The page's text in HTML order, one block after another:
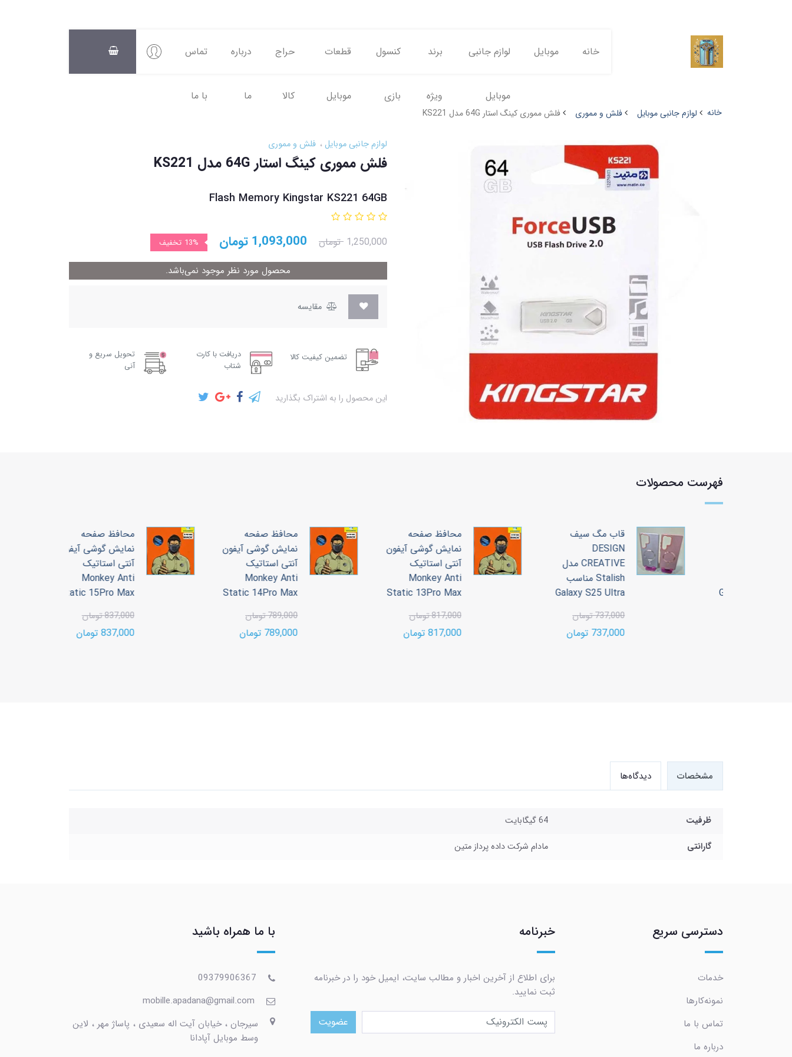
خانه موبایل لوازم جانبی
موبایل
برند
ویژه
کنسول
بازی
قطعات
موبایل
حراج
کالا
درباره
ما
تماس
با ما
خانه لوازم جانبی موبایل فلش و مموری فلش مموری کینگ استار 64G مدل KS221
لوازم جانبی موبایل فلش و مموری
فلش مموری کینگ استار 64G مدل KS221
Flash Memory Kingstar KS221 64GB
1,250,000 تومان 1,093,000 تومان 13% تخفیف
محصول مورد نظر موجود نمی‌باشد.
مقایسه
تضمین کیفیت کالا
دریافت با کارت
شتاب
تحویل سریع و
آنی
این محصول را به اشتراک بگذارید
فهرست محصولات
قاب مگ سیف
DESIGN
CREATIVE مدل
Stalish مناسب
Galaxy S25 Ultra
737,000 تومان
محافظ صفحه
نمایش گوشی آیفون
آنتی استاتیک
Monkey Anti
Static 13Pro Max
817,000 تومان
محافظ صفحه
نمایش گوشی آیفون
آنتی استاتیک
Monkey Anti
Static 14Pro Max
789,000 تومان
محافظ صفحه
نمایش گوشی آیفون
آنتی استاتیک
Monkey Anti
Static 15Pro Max
837,000 تومان
مشخصات دیدگاه‌ها
ظرفیت
64 گیگابایت
گارانتی
مادام شرکت داده پرداز متین
دسترسی سریع
خدمات
نمونه‌کارها
تماس با ما
درباره ما
خبرنامه
برای اطلاع از آخرین اخبار و مطالب سایت، ایمیل خود را در خبرنامه
ثبت نمایید.
عضویت
با ما همراه باشید
09379906367
mobille.apadana@gmail.com
سیرجان ، خیابان آیت اله سعیدی ، پاساژ مهر ، لاین
وسط موبایل آپادانا